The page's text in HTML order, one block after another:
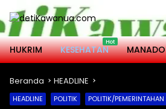
Langsung
ke
konten
HUKRIM
KESEHATAN MANADO
Beranda HEADLINE
HEADLINE POLITIK POLITIK/PEMERINTAHAN